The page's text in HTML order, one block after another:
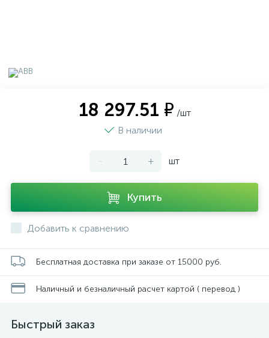
18 297.51 ₽ /шт
В наличии
- + шт
Купить
Добавить к сравнению
Бесплатная доставка при заказе от 15000 руб.
Наличный и безналичный расчет картой ( перевод )
Быстрый заказ